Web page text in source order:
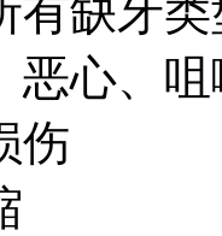
有缺牙
恶心、
伤